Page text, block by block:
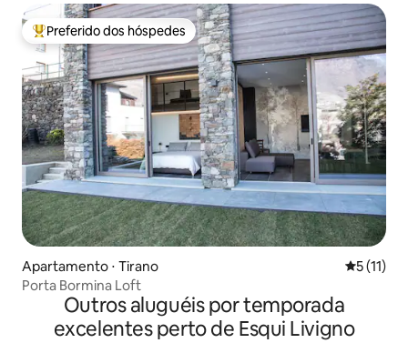
Entre os melhores preferidos dos hóspedes
Preferido dos hóspedes
Apartamento ⋅ Tirano 5 de uma
5 (11)
Porta Bormina Loft
Outros aluguéis por temporada
excelentes perto de Esqui Livigno